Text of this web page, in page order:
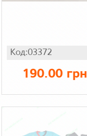
Код:03372
190.00 грн